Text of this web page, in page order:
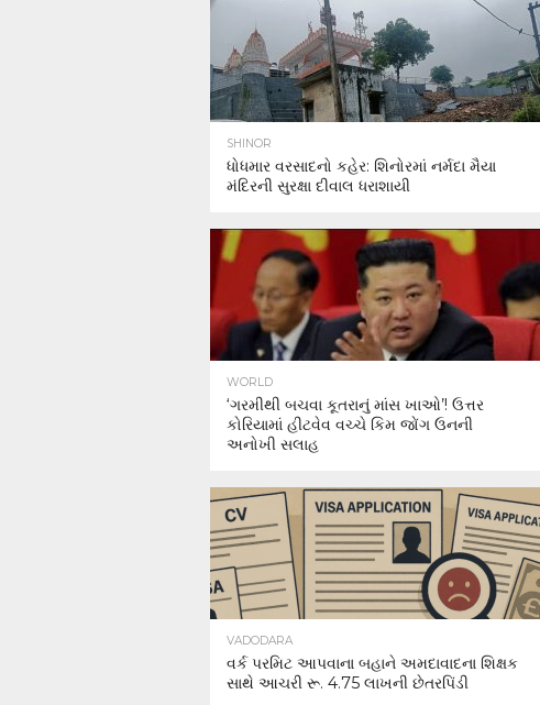
SHINOR
ધોધમાર વરસાદનો કહેર: શિનોરમાં નર્મદા મૈયા
મંદિરની સુરક્ષા દીવાલ ધરાશાયી
WORLD
‘ગરમીથી બચવા કૂતરાનું માંસ ખાઓ’! ઉત્તર
કોરિયામાં હીટવેવ વચ્ચે કિમ જોંગ ઉનની
અનોખી સલાહ
VADODARA
વર્ક પરમિટ આપવાના બહાને અમદાવાદના શિક્ષક
સાથે આચરી રૂ. 4.75 લાખની છેતરપિંડી